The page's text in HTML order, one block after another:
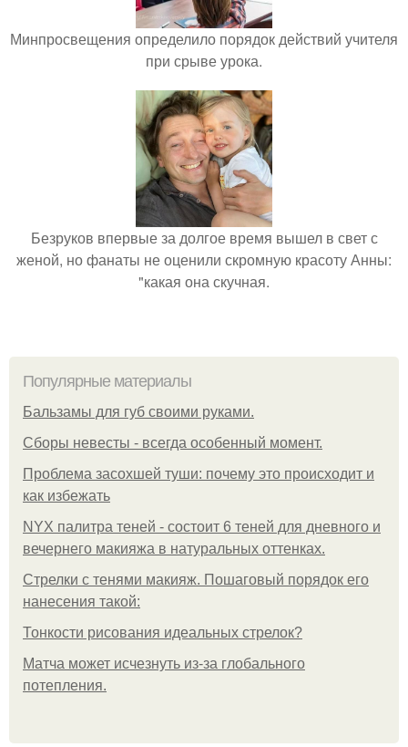
Минпросвещения определило порядок действий учителя
при срыве урока.
Безруков впервые за долгое время вышел в свет с
женой, но фанаты не оценили скромную красоту Анны:
"какая она скучная.
Популярные материалы
Бальзамы для губ своими руками.
Сборы невесты - всегда особенный момент.
Проблема засохшей туши: почему это происходит и
как избежать
NYX палитра теней - состоит 6 теней для дневного и
вечернего макияжа в натуральных оттенках.
Стрелки с тенями макияж. Пошаговый порядок его
нанесения такой:
Тонкости рисования идеальных стрелок?
Матча может исчезнуть из-за глобального
потепления.